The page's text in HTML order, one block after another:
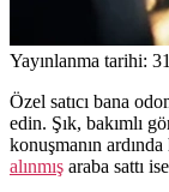
Yayınlanma tarihi:
Özel satıcı bana
edin. Şık, bakımlı
konuşmanın
alınmış araba sattı